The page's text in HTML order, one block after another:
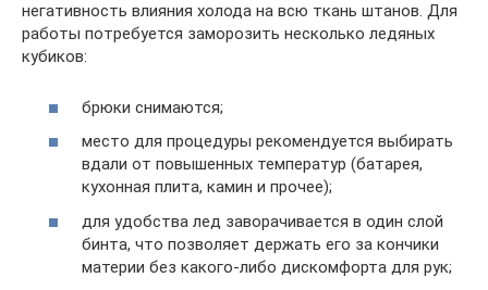
негативность влияния холода на всю ткань штанов. Для
работы потребуется заморозить несколько ледяных
кубиков:
брюки снимаются;
место для процедуры рекомендуется выбирать
вдали от повышенных температур (батарея,
кухонная плита, камин и прочее);
для удобства лед заворачивается в один слой
бинта, что позволяет держать его за кончики
материи без какого-либо дискомфорта для рук;